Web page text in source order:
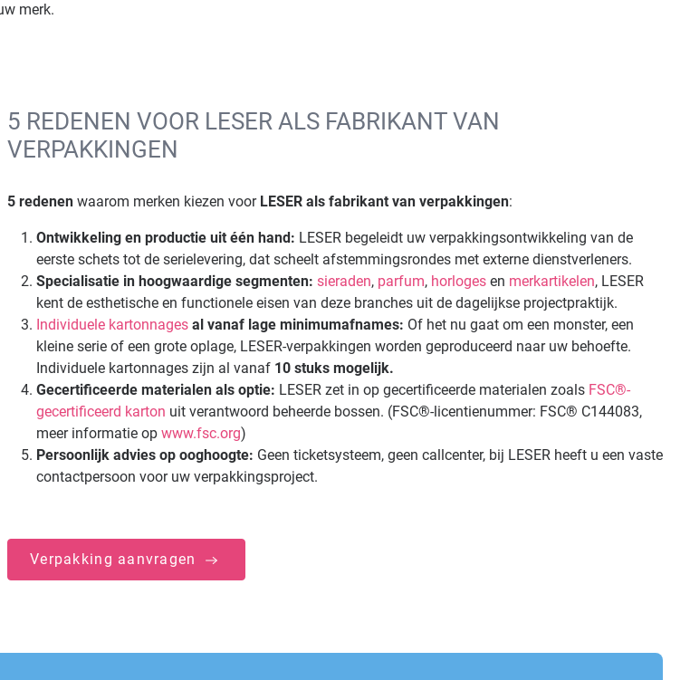
merk.
5 REDENEN VOOR LESER ALS FABRIKANT VAN
VERPAKKINGEN
5 redenen waarom merken kiezen voor LESER als fabrikant van verpakkingen:
Ontwikkeling en productie uit één hand: LESER begeleidt uw verpakkingsontwikkeling van de
eerste schets tot de serielevering, dat scheelt afstemmingsrondes met externe dienstverleners.
Specialisatie in hoogwaardige segmenten: sieraden, parfum, horloges en merkartikelen, LESER
kent de esthetische en functionele eisen van deze branches uit de dagelijkse projectpraktijk.
Individuele kartonnages al vanaf lage minimumafnames: Of het nu gaat om een monster, een
kleine serie of een grote oplage, LESER-verpakkingen worden geproduceerd naar uw behoefte.
Individuele kartonnages zijn al vanaf 10 stuks mogelijk.
Gecertificeerde materialen als optie: LESER zet in op gecertificeerde materialen zoals FSC®-
gecertificeerd karton uit verantwoord beheerde bossen. (FSC®-licentienummer: FSC® C144083,
meer informatie op www.fsc.org)
Persoonlijk advies op ooghoogte: Geen ticketsysteem, geen callcenter, bij LESER heeft u een vaste
contactpersoon voor uw verpakkingsproject.
Verpakking aanvragen